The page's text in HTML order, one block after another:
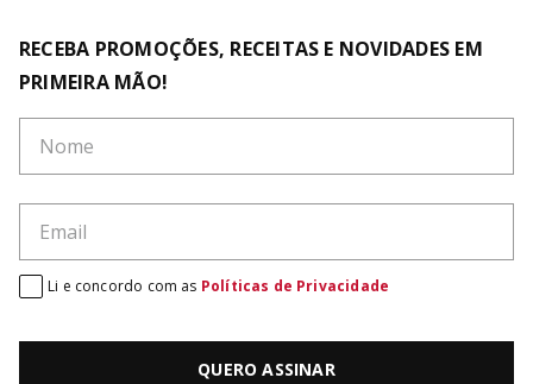
RECEBA PROMOÇÕES, RECEITAS E NOVIDADES EM
PRIMEIRA MÃO!
QUERO ASSINAR
Li e concordo com as Políticas de Privacidade